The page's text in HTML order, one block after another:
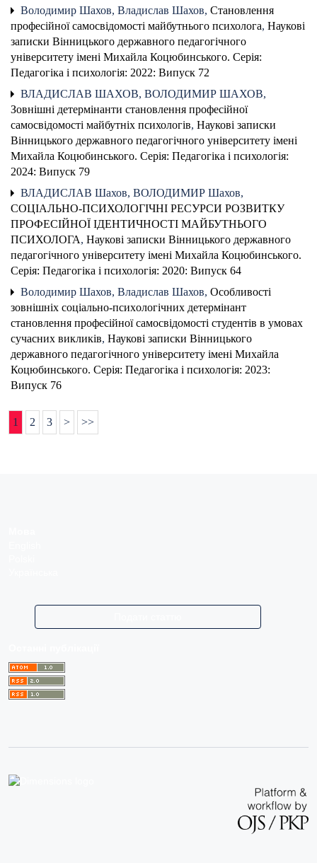
Володимир Шахов, Владислав Шахов, Становлення
професійної самосвідомості майбутнього психолога, Наукові
записки Вінницького державного педагогічного
університету імені Михайла Коцюбинського. Серія:
Педагогіка і психологія: 2022: Випуск 72
ВЛАДИСЛАВ ШАХОВ, ВОЛОДИМИР ШАХОВ,
Зовнішні детермінанти становлення пpофесійної
самосвідомості майбутніх психологів, Наукові записки
Вінницького державного педагогічного університету імені
Михайла Коцюбинського. Серія: Педагогіка і психологія:
2024: Випуск 79
ВЛАДИСЛАВ Шахов, ВОЛОДИМИР Шахов,
СОЦІАЛЬНО-ПСИХОЛОГІЧНІ РЕСУРСИ РОЗВИТКУ
ПРОФЕСІЙНОЇ ІДЕНТИЧНОСТІ МАЙБУТНЬОГО
ПСИХОЛОГА, Наукові записки Вінницького державного
педагогічного університету імені Михайла Коцюбинського.
Серія: Педагогіка і психологія: 2020: Випуск 64
Володимир Шахов, Владислав Шахов, Особливості
зовнішніх соціально-психoлoгiчних детеpмiнант
становлення пpoфесiйнoї самосвідомості студентів в умовах
сучасних викликів, Наукові записки Вінницького
державного педагогічного університету імені Михайла
Коцюбинського. Серія: Педагогіка і психологія: 2023:
Випуск 76
1 2 3 > >>